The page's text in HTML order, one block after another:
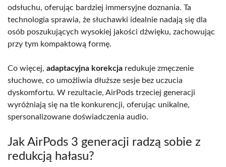
odsłuchu, oferując bardziej immersyjne doznania. Ta
technologia sprawia, że słuchawki idealnie nadają się dla
osób poszukujących wysokiej jakości dźwięku, zachowując
przy tym kompaktową formę.
Co więcej, adaptacyjna korekcja redukuje zmęczenie
słuchowe, co umożliwia dłuższe sesje bez uczucia
dyskomfortu. W rezultacie, AirPods trzeciej generacji
wyróżniają się na tle konkurencji, oferując unikalne,
spersonalizowane doświadczenia audio.
Jak AirPods 3 generacji radzą sobie z
redukcją hałasu?